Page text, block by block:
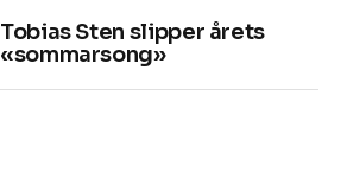
Tobias Sten slipper årets
«sommarsong»